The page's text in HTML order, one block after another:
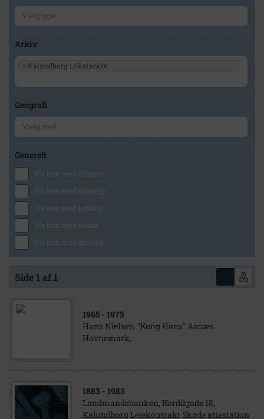
Arkiv
× Kalundborg Lokalarkiv
Geografi
Generelt
Vis kun med billeder
Vis kun med filmklip
Vis kun med lydklip
Vis kun med kilder
Vis kun med geo-tag
Side 1 af 1
1965 - 1975
Hans Nielsen, "Kong Hans" Asnæs
Havnemark,
1883 - 1983
Landmandsbanken, Kordilgade 18,
Kalundborg Lejekontrakt Skøde attestation